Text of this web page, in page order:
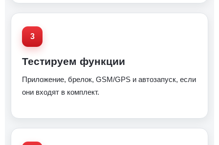
Тестируем функции
Приложение, брелок, GSM/GPS и автозапуск, если
они входят в комплект.